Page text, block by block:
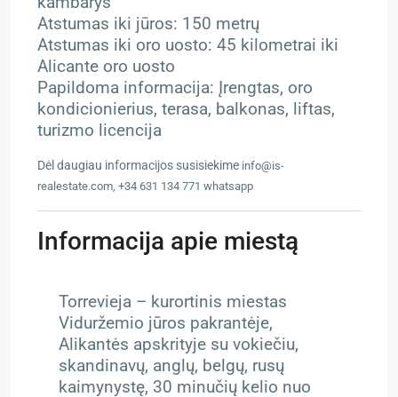
Atstumas iki jūros: 150 metrų
Atstumas iki oro uosto: 45 kilometrai iki
Alicante oro uosto
Papildoma informacija: Įrengtas, oro
kondicionierius, terasa, balkonas, liftas,
turizmo licencija
Dėl daugiau informacijos susisiekime info@is-
realestate.com, +34 631 134 771 whatsapp
Informacija apie miestą
Torrevieja – kurortinis miestas
Viduržemio jūros pakrantėje,
Alikantės apskrityje su vokiečiu,
skandinavų, anglų, belgų, rusų
kaimynystę, 30 minučių kelio nuo